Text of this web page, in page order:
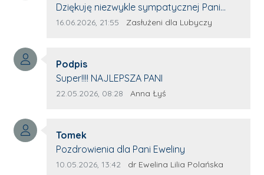
Treść komentarza:
Dziękuję niezwykle sympatycznej Pani
redaktor Annie Niderla-Kadach za
którym trema odbierała głos.
Data dodania komentarza:
16.06.2026, 21:55 Źródło komentarza:
Zasłużeni dla Lubyczy
Autor komentarza:
Podpis
Treść komentarza:
Super!!!! NAJLEPSZA PANI
Data dodania komentarza:
22.05.2026, 08:28 Źródło komentarza:
Anna Łyś
Autor komentarza:
Tomek
Treść komentarza:
Pozdrowienia dla Pani Eweliny
Data dodania komentarza:
10.05.2026, 13:42 Źródło komentarza:
dr Ewelina Lilia Polańska